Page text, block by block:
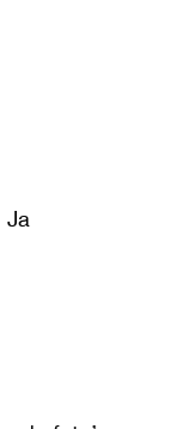
Ja